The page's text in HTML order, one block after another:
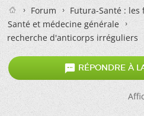
Forum
Futura-Santé :
Santé et médecine générale
recherche d'anticorps irréguliers
 RÉPONDRE À